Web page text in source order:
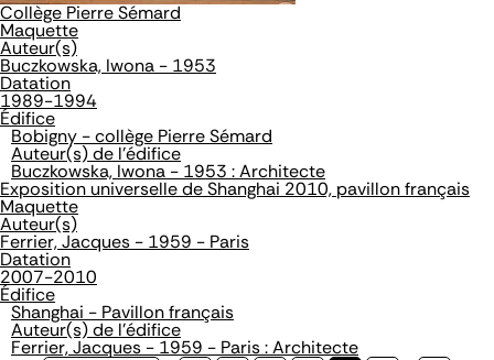
Collège Pierre Sémard
Maquette
Auteur(s)
Buczkowska, Iwona - 1953
Datation
1989-1994
Édifice
Bobigny - collège Pierre Sémard
Auteur(s) de l'édifice
Buczkowska, Iwona - 1953 : Architecte
Exposition universelle de Shanghai 2010, pavillon français
Maquette
Auteur(s)
Ferrier, Jacques - 1959 - Paris
Datation
2007-2010
Édifice
Shanghai - Pavillon français
Auteur(s) de l'édifice
Ferrier, Jacques - 1959 - Paris : Architecte